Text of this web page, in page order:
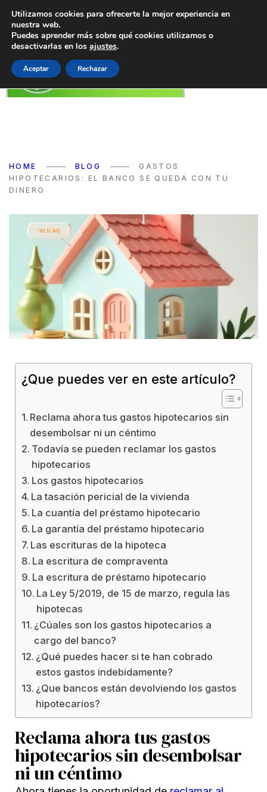
HOME BLOG
GASTOS
HIPOTECARIOS: EL BANCO SE QUEDA CON TU
DINERO
¿Que puedes ver en este artículo?
Reclama ahora tus gastos hipotecarios sin
desembolsar ni un céntimo
Todavía se pueden reclamar los gastos
hipotecarios
Los gastos hipotecarios
La tasación pericial de la vivienda
La cuantía del préstamo hipotecario
La garantía del préstamo hipotecario
Las escrituras de la hipoteca
La escritura de compraventa
La escritura de préstamo hipotecario
La Ley 5/2019, de 15 de marzo, regula las
hipotecas
¿Cúales son los gastos hipotecarios a
cargo del banco?
¿Qué puedes hacer si te han cobrado
estos gastos indebidamente?
¿Que bancos están devolviendo los gastos
hipotecarios?
Reclama ahora tus gastos
hipotecarios sin desembolsar
ni un céntimo
Utilizamos cookies para ofrecerte la mejor experiencia en
nuestra web.
Puedes aprender más sobre qué cookies utilizamos o
desactivarlas en los ajustes.
Aceptar Rechazar